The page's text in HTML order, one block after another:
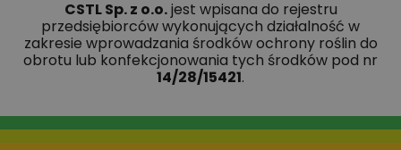
CSTL Sp. z o.o.jest wpisana do rejestru
przedsiębiorców wykonujących działalność w
zakresie wprowadzania środków ochrony roślin do
obrotu lub konfekcjonowania tych środków pod nr
14/28/15421.